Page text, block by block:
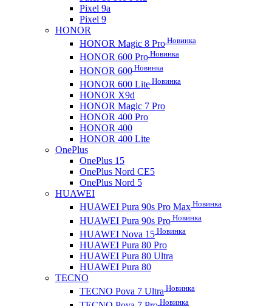
Pixel 9a
Pixel 9
HONOR
HONOR Magic 8 Pro Новинка
HONOR 600 Pro Новинка
HONOR 600 Новинка
HONOR 600 Lite Новинка
HONOR X9d
HONOR Magic 7 Pro
HONOR 400 Pro
HONOR 400
HONOR 400 Lite
OnePlus
OnePlus 15
OnePlus Nord CE5
OnePlus Nord 5
HUAWEI
HUAWEI Pura 90s Pro Max Новинка
HUAWEI Pura 90s Pro Новинка
HUAWEI Nova 15 Новинка
HUAWEI Pura 80 Pro
HUAWEI Pura 80 Ultra
HUAWEI Pura 80
TECNO
TECNO Pova 7 Ultra Новинка
Новинка